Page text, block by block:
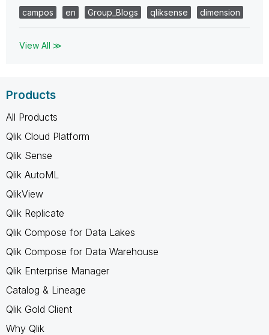
campos
en Group_Blogs qliksense dimension
View All ≫
Products
All Products
Qlik Cloud Platform
Qlik Sense
Qlik AutoML
QlikView
Qlik Replicate
Qlik Compose for Data Lakes
Qlik Compose for Data Warehouse
Qlik Enterprise Manager
Catalog & Lineage
Qlik Gold Client
Why Qlik